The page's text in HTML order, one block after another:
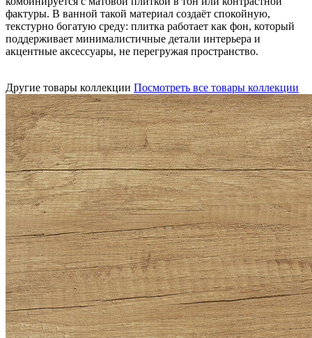
фактуры. В ванной такой материал создаёт спокойную,
текстурно богатую среду: плитка работает как фон, который
поддерживает минималистичные детали интерьера и
акцентные аксессуары, не перегружая пространство.
Другие товары коллекции Посмотреть все товары коллекции